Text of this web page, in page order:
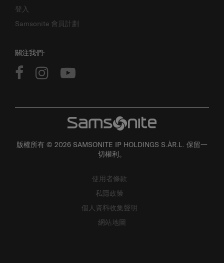
登入
Samsonite 會員計劃
關注我們:
版權所有 © 2026 SAMSONITE IP HOLDINGS S.ÀR.L. 保留一
切權利。
使用者條款
私隱政策
個人資料收集聲明
網站地圖